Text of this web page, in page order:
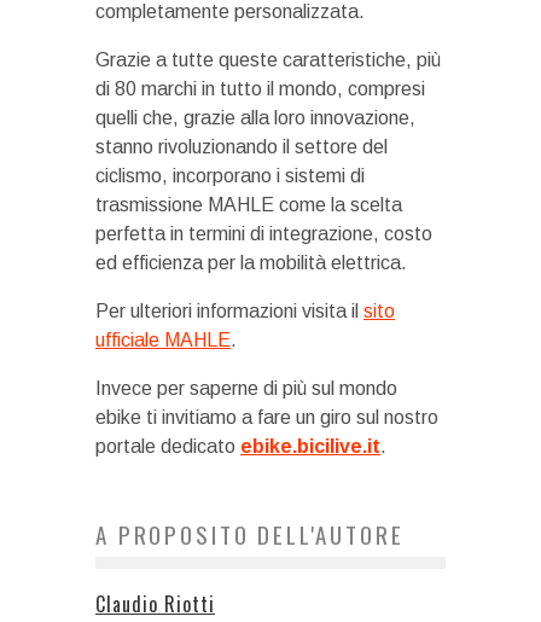
completamente personalizzata.
Grazie a tutte queste caratteristiche, più
di 80 marchi in tutto il mondo, compresi
quelli che, grazie alla loro innovazione,
stanno rivoluzionando il settore del
ciclismo, incorporano i sistemi di
trasmissione MAHLE come la scelta
perfetta in termini di integrazione, costo
ed efficienza per la mobilità elettrica.
Per ulteriori informazioni visita il sito
ufficiale MAHLE.
Invece per saperne di più sul mondo
ebike ti invitiamo a fare un giro sul nostro
portale dedicato ebike.bicilive.it.
A PROPOSITO DELL'AUTORE
Claudio Riotti